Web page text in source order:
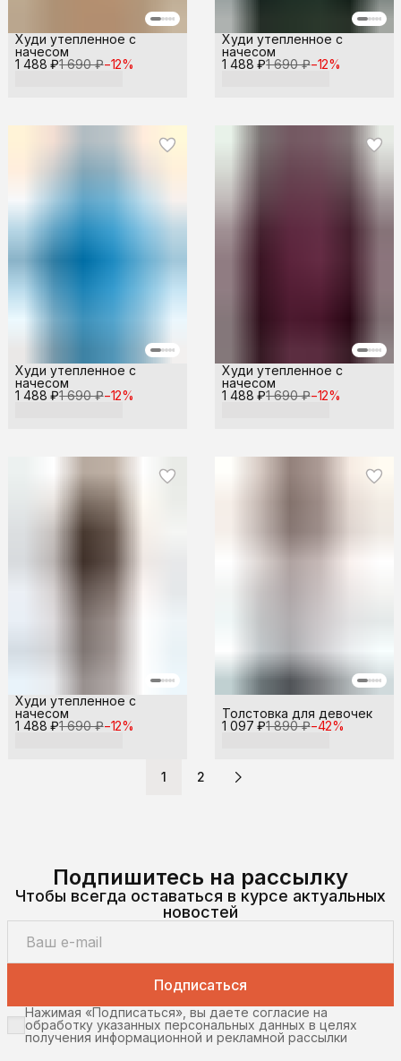
1 488 ₽1 690 ₽−12%
Худи утепленное с
начесом
1 488 ₽1 690 ₽−12%
Худи утепленное с
начесом
1 488 ₽1 690 ₽−12%
Худи утепленное с
начесом
1 488 ₽1 690 ₽−12%
Худи утепленное с
начесом
1 488 ₽1 690 ₽−12%
Худи утепленное с
начесом
1 097 ₽1 890 ₽−42%
Толстовка для девочек
1 2
Подпишитесь на рассылку
Чтобы всегда оставаться в курсе актуальных
новостей
Подписаться
Нажимая «Подписаться», вы даете согласие на
обработку указанных персональных данных в целях
получения информационной и рекламной рассылки